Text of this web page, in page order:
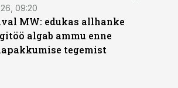
09:20
MW: edukas allhanke
algab ammu enne
tegemist